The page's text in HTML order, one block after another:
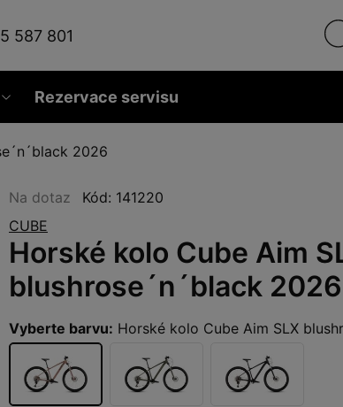
587 801
Rezervace servisu
2026
Na dotaz
Kód: 141220
CUBE
Horské kolo Cube Aim
blushrose´n´black 2026
Vyberte barvu: Horské kolo Cube Aim SLX